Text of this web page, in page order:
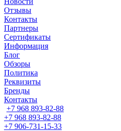
Отзывы
Контакты
Партнеры
Сертификаты
Информация
Блог
Обзоры
Политика
Реквизиты
Бренды
Контакты
+7 968 893-82-88
+7 968 893-82-88
+7 906-731-15-33